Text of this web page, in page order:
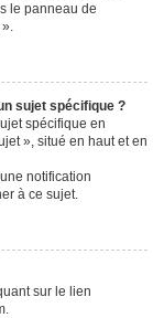
le panneau de
sujet spécifique ?
spécifique en
», situé en haut et en
notification
à ce sujet.
sur le lien